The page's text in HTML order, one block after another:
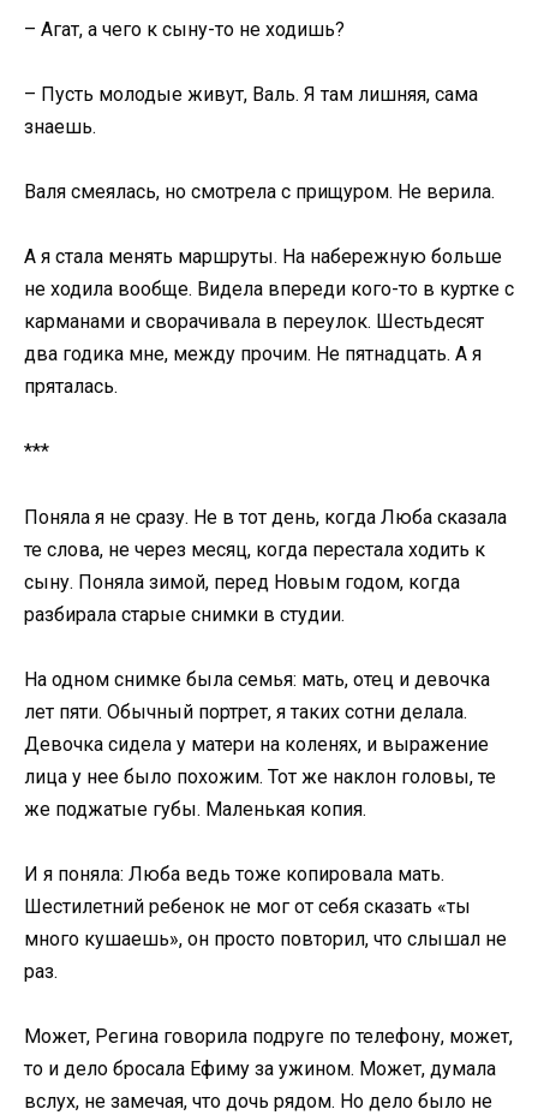
– Агат, а чего к сыну-то не ходишь?
– Пусть молодые живут, Валь. Я там лишняя, сама
знаешь.
Валя смеялась, но смотрела с прищуром. Не верила.
А я стала менять маршруты. На набережную больше
не ходила вообще. Видела впереди кого-то в куртке с
карманами и сворачивала в переулок. Шестьдесят
два годика мне, между прочим. Не пятнадцать. А я
пряталась.
***
Поняла я не сразу. Не в тот день, когда Люба сказала
те слова, не через месяц, когда перестала ходить к
сыну. Поняла зимой, перед Новым годом, когда
разбирала старые снимки в студии.
На одном снимке была семья: мать, отец и девочка
лет пяти. Обычный портрет, я таких сотни делала.
Девочка сидела у матери на коленях, и выражение
лица у нее было похожим. Тот же наклон головы, те
же поджатые губы. Маленькая копия.
И я поняла: Люба ведь тоже копировала мать.
Шестилетний ребенок не мог от себя сказать «ты
много кушаешь», он просто повторил, что слышал не
раз.
Может, Регина говорила подруге по телефону, может,
то и дело бросала Ефиму за ужином. Может, думала
вслух, не замечая, что дочь рядом. Но дело было не